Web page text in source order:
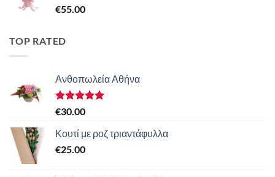
€55.00
TOP RATED
Ανθοπωλεία Αθήνα
Βαθμολογήθηκε
από 5
€30.00
Κουτί με ροζ τριαντάφυλλα
€25.00